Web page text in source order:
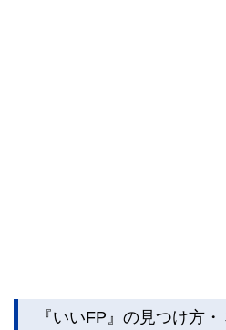
『いいFP』の見つけ方